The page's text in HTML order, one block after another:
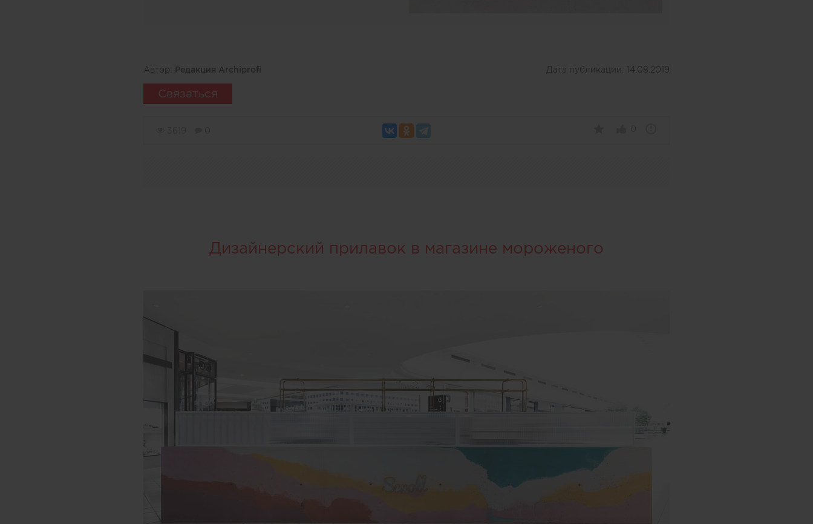
Автор: Редакция Archiprofi Дата публикации: 14.08.2019
Связаться
Дизайнерский прилавок в магазине мороженого